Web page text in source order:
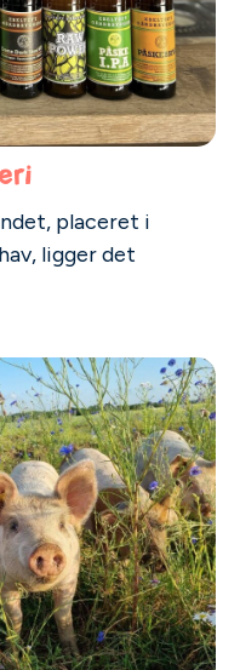
placeret i
ligger det